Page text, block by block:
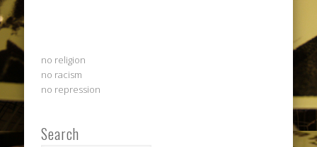
no religion
no racism
no repression
Search